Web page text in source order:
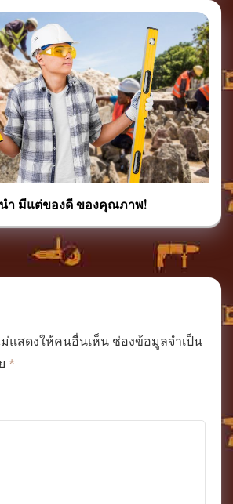
ำ มีแต่ของดี ของคุณภาพ!
แสดงให้คนอื่นเห็น ช่องข้อมูลจำเป็น
*